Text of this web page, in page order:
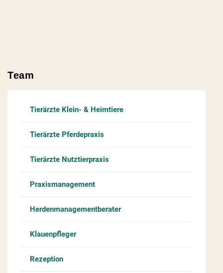
Team
Tierärzte Klein- & Heimtiere
Tierärzte Pferdepraxis
Tierärzte Nutztierpraxis
Praxismanagement
Herdenmanagementberater
Klauenpfleger
Rezeption